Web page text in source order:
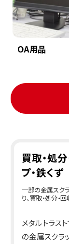
OA用品
買取・処
プ・鉄くず
一部の金属スク
り、買取・処分・
メタルトラス
の金属スクラ